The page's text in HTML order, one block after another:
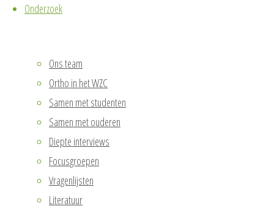
Onderzoek
Ons team
Ortho in het WZC
Samen met studenten
Samen met ouderen
Diepte interviews
Focusgroepen
Vragenlijsten
Literatuur